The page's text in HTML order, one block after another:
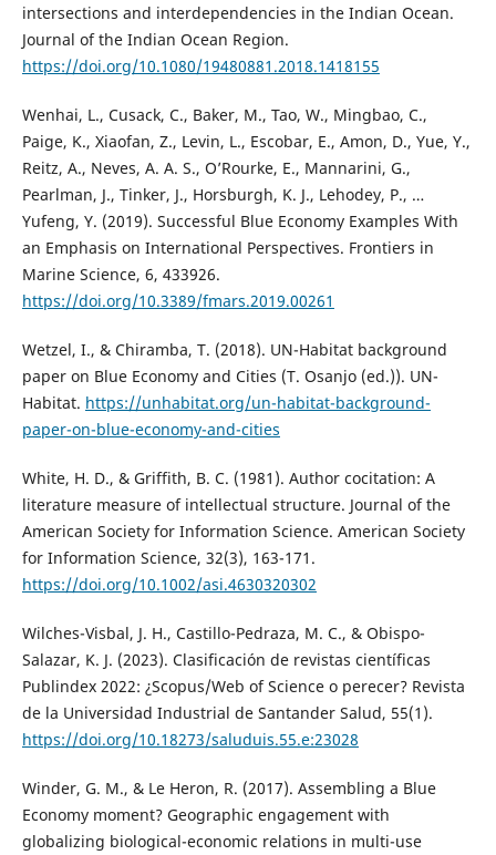
intersections and interdependencies in the Indian Ocean.
Journal of the Indian Ocean Region.
https://doi.org/10.1080/19480881.2018.1418155
Wenhai, L., Cusack, C., Baker, M., Tao, W., Mingbao, C.,
Paige, K., Xiaofan, Z., Levin, L., Escobar, E., Amon, D., Yue, Y.,
Reitz, A., Neves, A. A. S., O’Rourke, E., Mannarini, G.,
Pearlman, J., Tinker, J., Horsburgh, K. J., Lehodey, P., …
Yufeng, Y. (2019). Successful Blue Economy Examples With
an Emphasis on International Perspectives. Frontiers in
Marine Science, 6, 433926.
https://doi.org/10.3389/fmars.2019.00261
Wetzel, I., & Chiramba, T. (2018). UN-Habitat background
paper on Blue Economy and Cities (T. Osanjo (ed.)). UN-
Habitat. https://unhabitat.org/un-habitat-background-
paper-on-blue-economy-and-cities
White, H. D., & Griffith, B. C. (1981). Author cocitation: A
literature measure of intellectual structure. Journal of the
American Society for Information Science. American Society
for Information Science, 32(3), 163-171.
https://doi.org/10.1002/asi.4630320302
Wilches-Visbal, J. H., Castillo-Pedraza, M. C., & Obispo-
Salazar, K. J. (2023). Clasificación de revistas científicas
Publindex 2022: ¿Scopus/Web of Science o perecer? Revista
de la Universidad Industrial de Santander Salud, 55(1).
https://doi.org/10.18273/saluduis.55.e:23028
Winder, G. M., & Le Heron, R. (2017). Assembling a Blue
Economy moment? Geographic engagement with
globalizing biological-economic relations in multi-use